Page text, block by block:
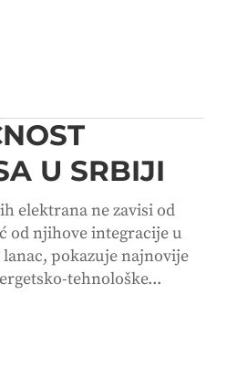
U SRBIJI
elektrana ne zavisi od
od njihove integracije u
pokazuje najnovije
tehnološke...